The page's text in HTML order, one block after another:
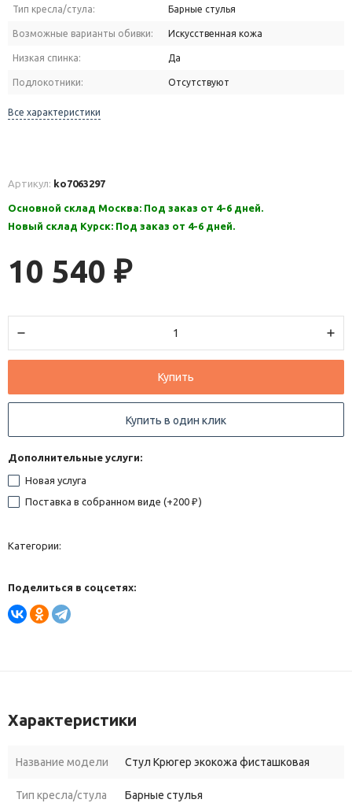
Тип кресла/стула: Барные стулья
Возможные варианты обивки: Искусственная кожа
Низкая спинка: Да
Подлокотники: Отсутствуют
Все характеристики
Артикул: ko7063297
Основной склад Москва: Под заказ от 4-6 дней.
Новый склад Курск: Под заказ от 4-6 дней.
10 540 ₽
Купить
Купить в один клик
Дополнительные услуги:
Новая услуга
Поставка в собранном виде (+200 ₽ )
Категории:
Поделиться в соцсетях:
Характеристики
Название модели Стул Крюгер экокожа фисташковая
Тип кресла/стула Барные стулья